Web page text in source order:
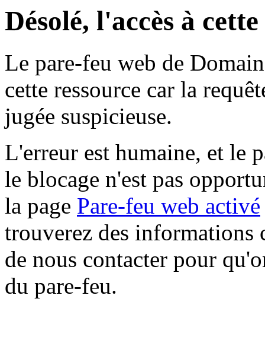
Désolé, l'accès à
Le pare-feu web de
cette ressource car la
jugée suspicieuse.
L'erreur est humaine, et le
le blocage n'est pas
la page Pare-feu web activé
trouverez des informations
de nous contacter pour
du pare-feu.